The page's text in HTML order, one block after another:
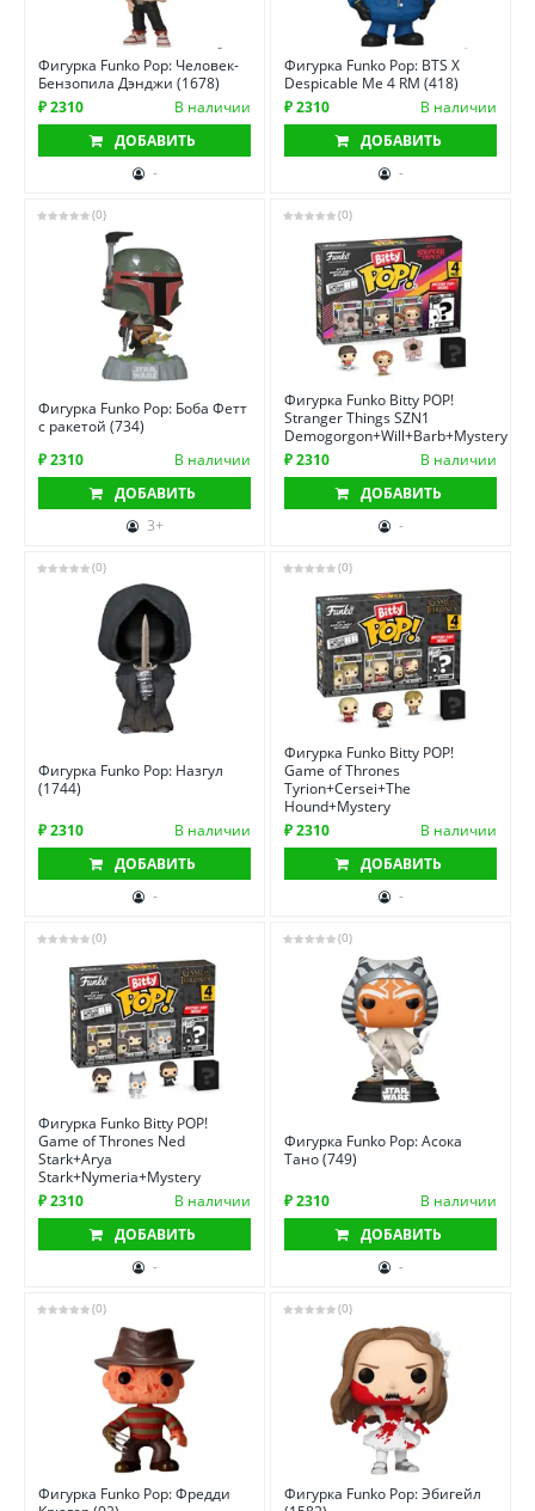
Фигурка Funko Pop: Человек-
Бензопила Дэнджи (1678)
₽ 2310
В наличии
ДОБАВИТЬ
-
Фигурка Funko Pop: BTS X
Despicable Me 4 RM (418)
₽ 2310
В наличии
ДОБАВИТЬ
-
(0)
Фигурка Funko Pop: Боба Фетт
с ракетой (734)
₽ 2310
В наличии
ДОБАВИТЬ
3+
(0)
Фигурка Funko Bitty POP!
Stranger Things SZN1
Demogorgon+Will+Barb+Mystery
₽ 2310
В наличии
ДОБАВИТЬ
-
(0)
Фигурка Funko Pop: Назгул
(1744)
₽ 2310
В наличии
ДОБАВИТЬ
-
(0)
Фигурка Funko Bitty POP!
Game of Thrones
Tyrion+Cersei+The
Hound+Mystery
₽ 2310
В наличии
ДОБАВИТЬ
-
(0)
Фигурка Funko Bitty POP!
Game of Thrones Ned
Stark+Arya
Stark+Nymeria+Mystery
₽ 2310
В наличии
ДОБАВИТЬ
-
(0)
Фигурка Funko Pop: Асока
Тано (749)
₽ 2310
В наличии
ДОБАВИТЬ
-
(0)
Фигурка Funko Pop: Фредди
(0)
Фигурка Funko Pop: Эбигейл